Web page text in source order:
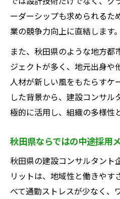
ーダーシップも求められるた
業の競争力向上に直結します。
また、秋田県のような地方都
ジェクトが多く、地元出身や
人材が新しい風をもたらすケ
した背景から、建設コンサル
極的に活用し、組織の多様性
秋田県ならではの中途採用
秋田県の建設コンサルタント
リットは、地域性と働きやす
べて通勤ストレスが少なく、